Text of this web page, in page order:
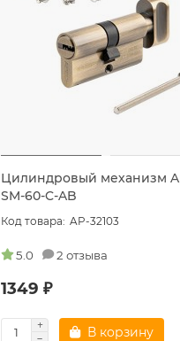
Цилиндровый механизм
SM-60-C-AB
AP-32103
5.0 2 отзыва
1349 ₽
В корзину